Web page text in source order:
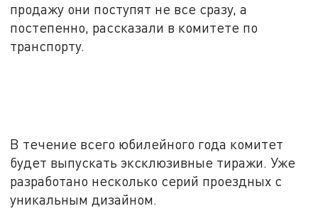
продажу они поступят не все сразу, а
постепенно, рассказали в комитете по
транспорту.
В течение всего юбилейного года комитет
будет выпускать эксклюзивные тиражи. Уже
разработано несколько серий проездных с
уникальным дизайном.